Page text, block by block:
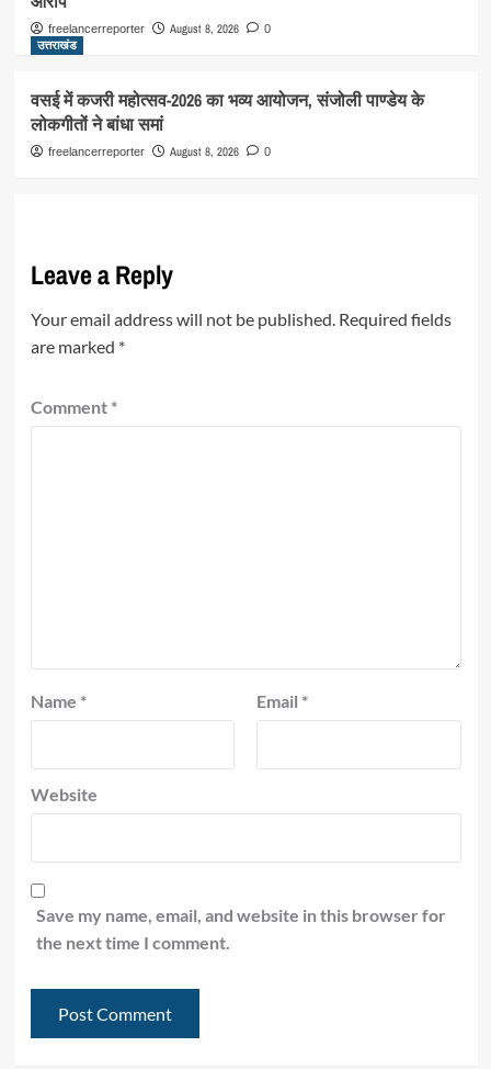
freelancerreporter August 8, 2026 0
उत्तराखंड
वसई में कजरी महोत्सव-2026 का भव्य आयोजन, संजोली पाण्डेय के
लोकगीतों ने बांधा समां
freelancerreporter August 8, 2026 0
Leave a Reply
Your email address will not be published. Required fields
are marked *
Comment *
Name * Email *
Website
Save my name, email, and website in this browser for
the next time I comment.